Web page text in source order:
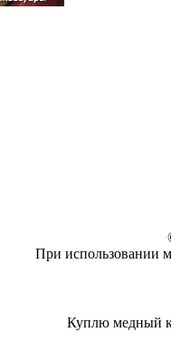
При использовании
Куплю медный